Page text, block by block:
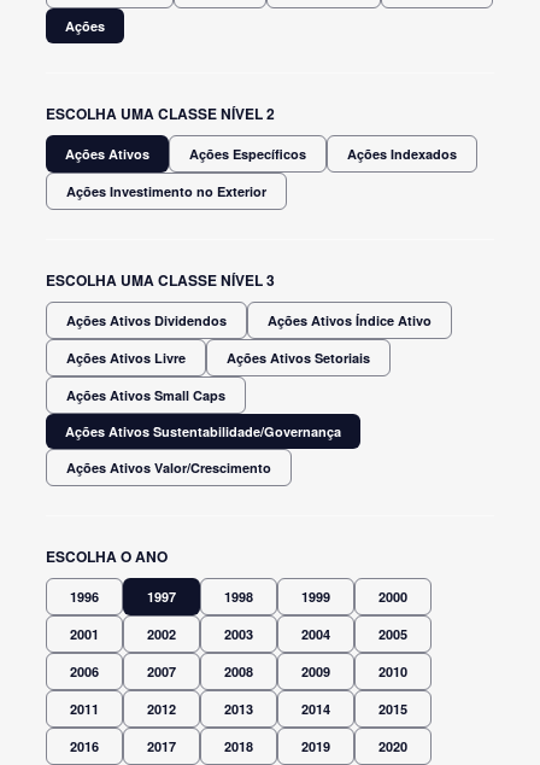
Ações
ESCOLHA UMA CLASSE NÍVEL 2
Ações Ativos Ações Específicos Ações Indexados
Ações Investimento no Exterior
ESCOLHA UMA CLASSE NÍVEL 3
Ações Ativos Dividendos Ações Ativos Índice Ativo
Ações Ativos Livre Ações Ativos Setoriais
Ações Ativos Small Caps
Ações Ativos Sustentabilidade/Governança
Ações Ativos Valor/Crescimento
ESCOLHA O ANO
1996 1997 1998 1999 2000
2001 2002 2003 2004 2005
2006 2007 2008 2009 2010
2011 2012 2013 2014 2015
2016 2017 2018 2019 2020